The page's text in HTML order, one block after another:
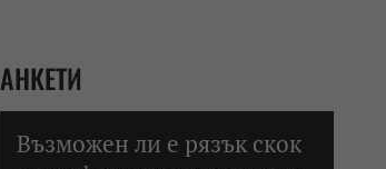
АНКЕТИ
Възможен ли е рязък скок